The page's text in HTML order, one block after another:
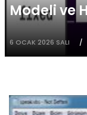
Modeli ve
6 OCAK 2026 SALI